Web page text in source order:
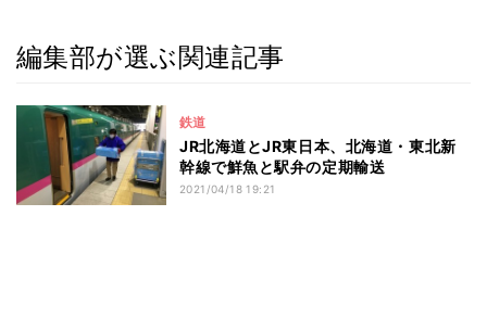
編集部が選ぶ関連記事
鉄道
JR北海道とJR東日本、北海道・東北新
幹線で鮮魚と駅弁の定期輸送
2021/04/18 19:21